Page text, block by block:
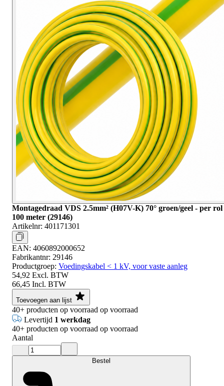
Montagedraad VDS 2.5mm² (H07V-K) 70° groen/geel - per rol
100 meter (29146)
Artikelnr: 401171301
EAN: 4060892000652
Fabrikantnr: 29146
Productgroep: Voedingskabel < 1 kV, voor vaste aanleg
54,92 Excl. BTW
66,45 Incl. BTW
Toevoegen aan lijst
40+ producten op voorraad op voorraad
Levertijd 1 werkdag
40+ producten op voorraad op voorraad
Aantal
Bestel